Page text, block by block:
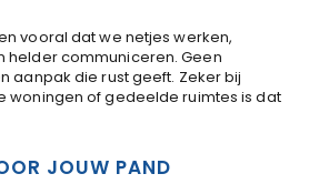
vooral dat we netjes werken,
helder communiceren. Geen
aanpak die rust geeft. Zeker bij
woningen of gedeelde ruimtes is dat
JOUW PAND